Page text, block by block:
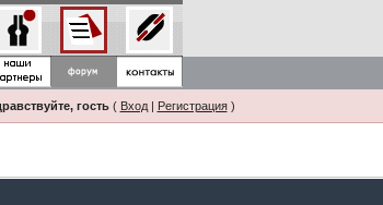
гость( Вход| Регистрация)